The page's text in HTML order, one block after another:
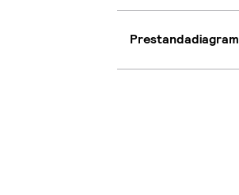
Prestandadiagram